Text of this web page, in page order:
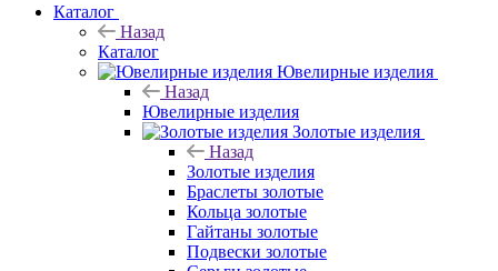
Каталог
Назад
Каталог
Ювелирные изделия
Назад
Ювелирные изделия
Золотые изделия
Назад
Золотые изделия
Браслеты золотые
Кольца золотые
Гайтаны золотые
Подвески золотые